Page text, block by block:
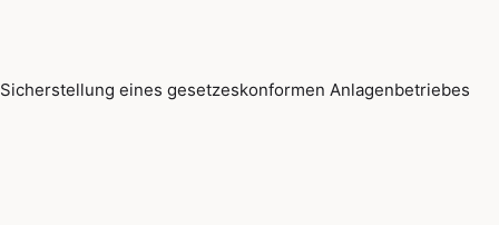
Sicherstellung eines gesetzeskonformen Anlagenbetriebes